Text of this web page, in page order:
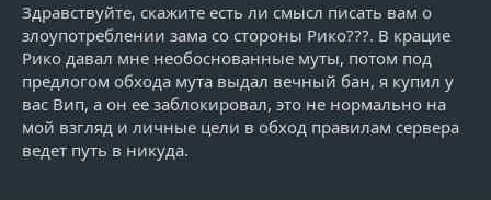
:
Здравствуйте, скажите есть ли смысл писать вам о
злоупотреблении зама со стороны Рико???. В крацие
Рико давал мне необоснованные муты, потом под
предлогом обхода мута выдал вечный бан, я купил у
вас Вип, а он ее заблокировал, это не нормально на
мой взгляд и личные цели в обход правилам сервера
ведет путь в никуда.